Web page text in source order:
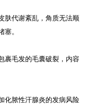
肤代谢紊乱，角质无法顺
。
裹毛发的毛囊破裂，内容
化脓性汗腺炎的发病风险